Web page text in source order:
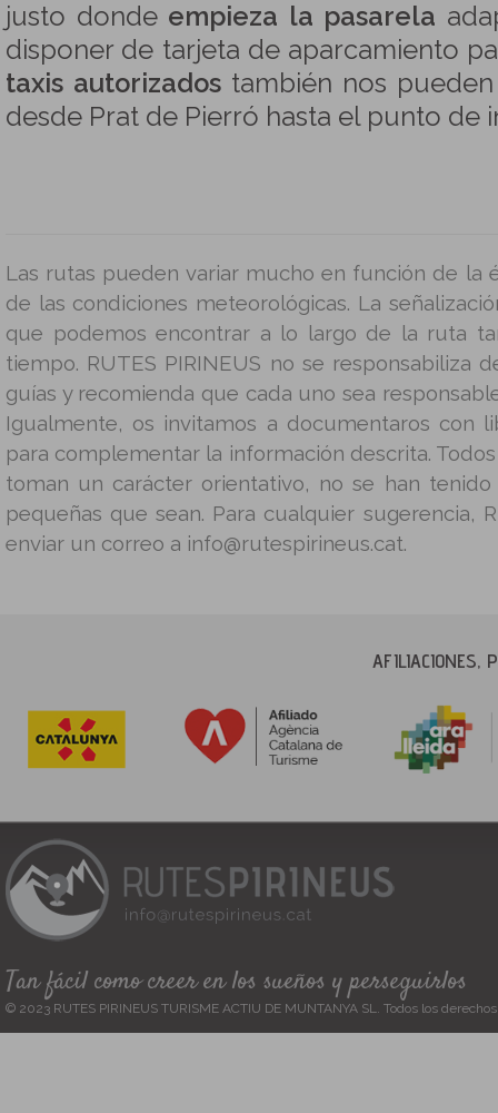
justo donde empieza la pasarela
disponer de tarjeta de aparcamiento
taxis autorizados también nos
desde Prat de Pierró hasta el punto de
Las rutas pueden variar mucho en función de la
de las condiciones meteorológicas. La
que podemos encontrar a lo largo de la ruta
tiempo. RUTES PIRINEUS no se responsabiliza
guías y recomienda que cada uno sea
Igualmente, os invitamos a documentaros con
para complementar la información descrita.
toman un carácter orientativo, no se han
pequeñas que sean. Para cualquier sugerencia,
enviar un correo a info@rutespirineus.cat.
AFILIACIONES,
Tan fácil como creer en los sueños y perseguirlos
© 2023 RUTES PIRINEUS TURISME ACTIU DE MUNTANYA SL. Todos los